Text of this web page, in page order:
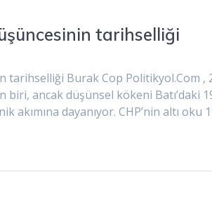
tarihselliği
tarihselliği Burak Cop Politikyol.Com
ancak düşünsel kökeni Batı’daki
akımına dayanıyor. CHP’nin altı oku